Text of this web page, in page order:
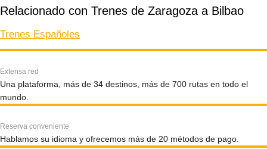
Relacionado con Trenes de Zaragoza a Bilbao
Trenes Españoles
Extensa red
Una plataforma, más de 34 destinos, más de 700 rutas en todo el
mundo.
Reserva conveniente
Hablamos su idioma y ofrecemos más de 20 métodos de pago.